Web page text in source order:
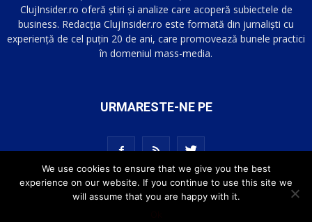
ClujInsider.ro oferă știri și analize care acoperă subiectele de
business. Redacția ClujInsider.ro este formată din jurnaliști cu
experiență de cel puțin 20 de ani, care promovează bunele practici
în domeniul mass-media.
URMARESTE-NE PE
We use cookies to ensure that we give you the best
experience on our website. If you continue to use this site we
will assume that you are happy with it.